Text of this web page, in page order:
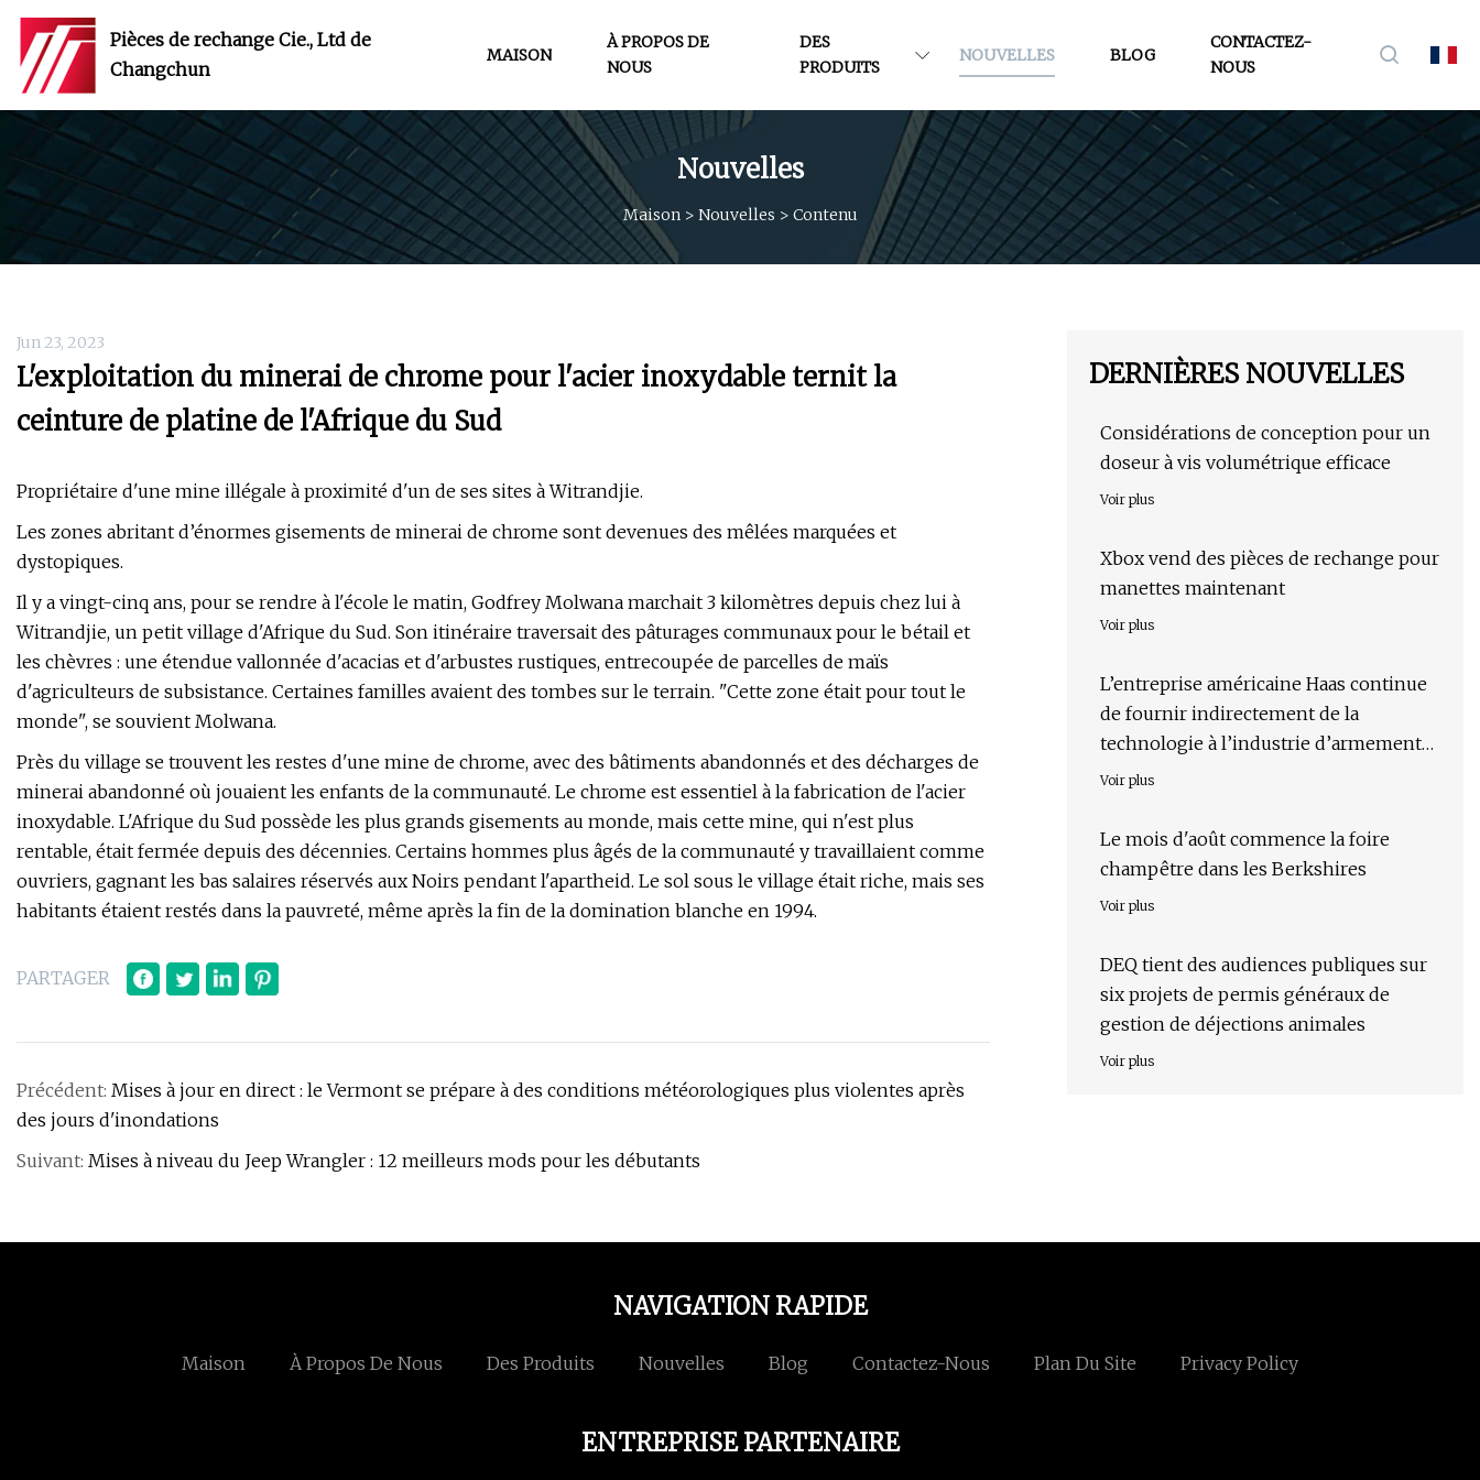
Pièces de rechange Cie., Ltd de
Changchun
MAISON
À PROPOS DE
NOUS
DES
PRODUITS
NOUVELLES BLOG
CONTACTEZ-
NOUS
Nouvelles
Maison > Nouvelles > Contenu
Jun 23, 2023
L'exploitation du minerai de chrome pour l'acier inoxydable ternit la
ceinture de platine de l'Afrique du Sud
Propriétaire d'une mine illégale à proximité d'un de ses sites à Witrandjie.
Les zones abritant d’énormes gisements de minerai de chrome sont devenues des mêlées marquées et
dystopiques.
Il y a vingt-cinq ans, pour se rendre à l'école le matin, Godfrey Molwana marchait 3 kilomètres depuis chez lui à
Witrandjie, un petit village d'Afrique du Sud. Son itinéraire traversait des pâturages communaux pour le bétail et
les chèvres : une étendue vallonnée d'acacias et d'arbustes rustiques, entrecoupée de parcelles de maïs
d'agriculteurs de subsistance. Certaines familles avaient des tombes sur le terrain. "Cette zone était pour tout le
monde", se souvient Molwana.
Près du village se trouvent les restes d'une mine de chrome, avec des bâtiments abandonnés et des décharges de
minerai abandonné où jouaient les enfants de la communauté. Le chrome est essentiel à la fabrication de l'acier
inoxydable. L'Afrique du Sud possède les plus grands gisements au monde, mais cette mine, qui n'est plus
rentable, était fermée depuis des décennies. Certains hommes plus âgés de la communauté y travaillaient comme
ouvriers, gagnant les bas salaires réservés aux Noirs pendant l'apartheid. Le sol sous le village était riche, mais ses
habitants étaient restés dans la pauvreté, même après la fin de la domination blanche en 1994.
PARTAGER
Précédent: Mises à jour en direct : le Vermont se prépare à des conditions météorologiques plus violentes après
des jours d'inondations
Suivant: Mises à niveau du Jeep Wrangler : 12 meilleurs mods pour les débutants
DERNIÈRES NOUVELLES
Considérations de conception pour un
doseur à vis volumétrique efficace
Voir plus
Xbox vend des pièces de rechange pour
manettes maintenant
Voir plus
L’entreprise américaine Haas continue
de fournir indirectement de la
technologie à l’industrie d’armement
russe
Voir plus
Le mois d'août commence la foire
champêtre dans les Berkshires
Voir plus
DEQ tient des audiences publiques sur
six projets de permis généraux de
gestion de déjections animales
Voir plus
NAVIGATION RAPIDE
Maison À Propos De Nous Des Produits Nouvelles Blog Contactez-Nous Plan Du Site Privacy Policy
ENTREPRISE PARTENAIRE